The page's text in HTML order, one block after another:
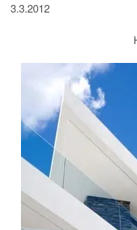
3.3.2012